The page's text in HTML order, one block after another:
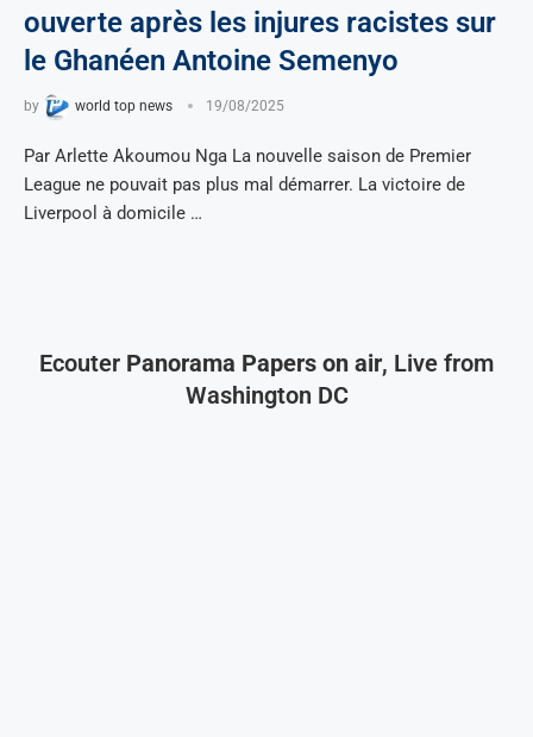
ouverte après les injures racistes sur
le Ghanéen Antoine Semenyo
by world top news 19/08/2025
Par Arlette Akoumou Nga La nouvelle saison de Premier
League ne pouvait pas plus mal démarrer. La victoire de
Liverpool à domicile …
Ecouter Panorama Papers on air, Live from
Washington DC